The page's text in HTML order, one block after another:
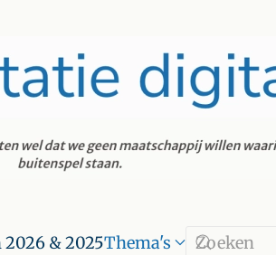
& 2025Thema's